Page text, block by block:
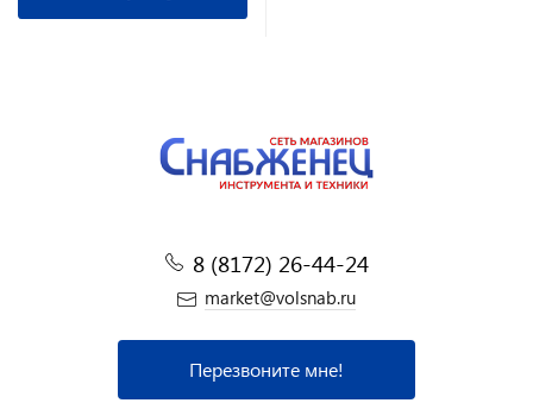
8 (8172) 26-44-24
market@volsnab.ru
Перезвоните мне!